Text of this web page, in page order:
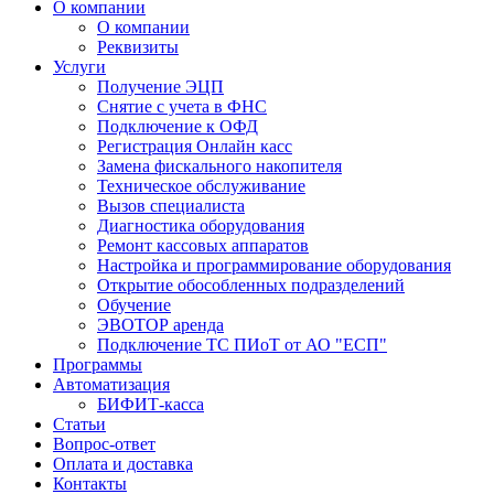
О компании
О компании
Реквизиты
Услуги
Получение ЭЦП
Снятие с учета в ФНС
Подключение к ОФД
Регистрация Онлайн касс
Замена фискального накопителя
Техническое обслуживание
Вызов специалиста
Диагностика оборудования
Ремонт кассовых аппаратов
Настройка и программирование оборудования
Открытие обособленных подразделений
Обучение
ЭВОТОР аренда
Подключение ТС ПИоТ от АО "ЕСП"
Программы
Автоматизация
БИФИТ-касса
Статьи
Вопрос-ответ
Оплата и доставка
Контакты